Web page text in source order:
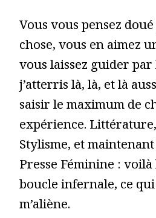
Vous vous pensez
chose, vous en aimez
vous laissez guider
j’atterris là, là, et là
saisir le maximum de
expérience.
Stylisme, et
Presse Féminine : voilà
boucle infernale, ce
m’aliène.